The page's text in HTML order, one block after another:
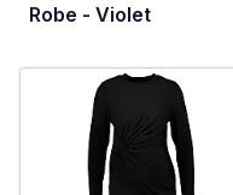
Robe - Violet